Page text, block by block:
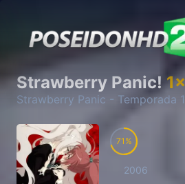
Strawberry Panic! 1x
Strawberry Panic - Temporada 1
71
2006